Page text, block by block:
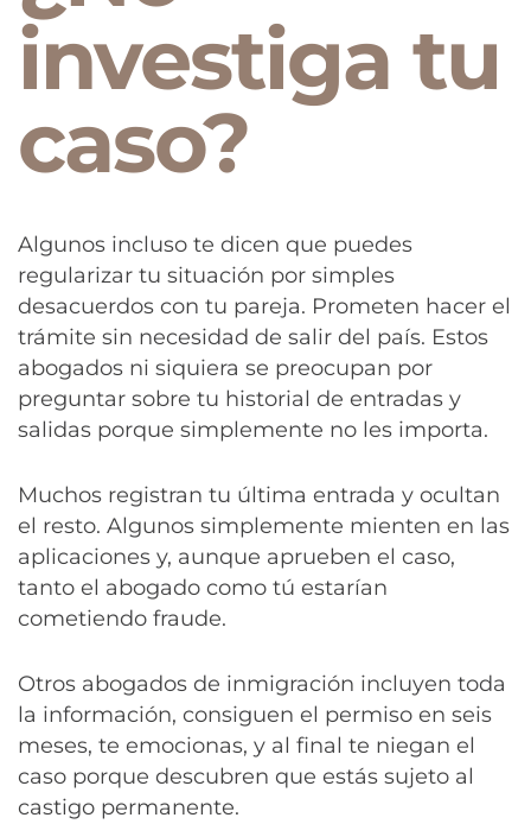
investiga tu
caso?
Algunos incluso te dicen que puedes
regularizar tu situación por simples
desacuerdos con tu pareja. Prometen hacer el
trámite sin necesidad de salir del país. Estos
abogados ni siquiera se preocupan por
preguntar sobre tu historial de entradas y
salidas porque simplemente no les importa.
Muchos registran tu última entrada y ocultan
el resto. Algunos simplemente mienten en las
aplicaciones y, aunque aprueben el caso,
tanto el abogado como tú estarían
cometiendo fraude.
Otros abogados de inmigración incluyen toda
la información, consiguen el permiso en seis
meses, te emocionas, y al final te niegan el
caso porque descubren que estás sujeto al
castigo permanente.